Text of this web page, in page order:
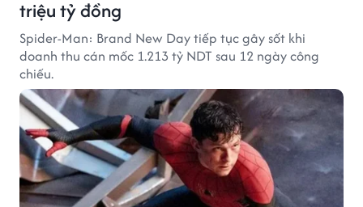
triệu tỷ đồng
Spider-Man: Brand New Day tiếp tục gây sốt khi
doanh thu cán mốc 1.213 tỷ NDT sau 12 ngày công
chiếu.